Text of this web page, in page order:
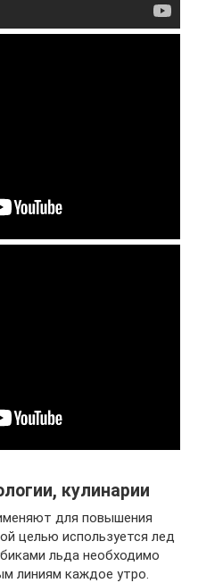
кулинарии
для повышения
целью используется лед
льда необходимо
линиям каждое утро.